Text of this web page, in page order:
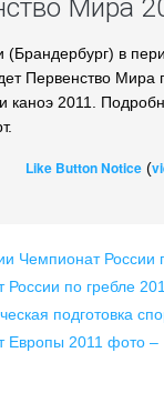
Мира
(Брандербург) в
Первенство Мира
каноэ 2011.
Like Button Notice(
Чемпионат России
России по гребле
подготовка
Европы 2011 фото –